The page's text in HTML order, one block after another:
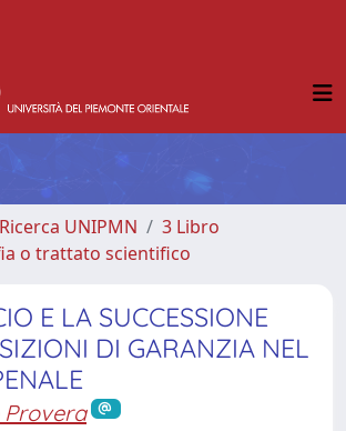
UNIPMN
3 Libro
o trattato scientifico
E LA SUCCESSIONE
DI GARANZIA NEL